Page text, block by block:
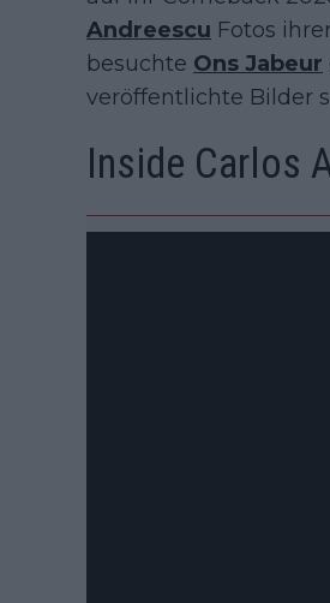
Andreescu Fotos
besuchte Ons Jabeur
veröffentlichte Bilder
Inside Carlos